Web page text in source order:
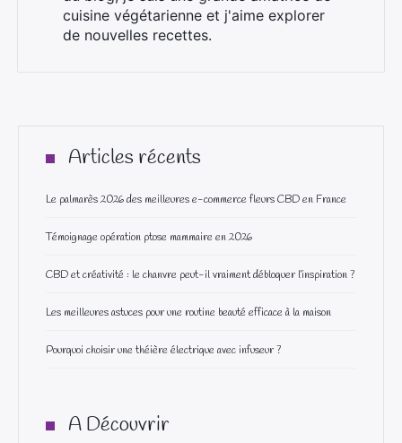
cuisine végétarienne et j'aime explorer
de nouvelles recettes.
Articles récents
Le palmarès 2026 des meilleures e-commerce fleurs CBD en France
Témoignage opération ptose mammaire en 2026
CBD et créativité : le chanvre peut-il vraiment débloquer l’inspiration ?
Les meilleures astuces pour une routine beauté efficace à la maison
Pourquoi choisir une théière électrique avec infuseur ?
A Découvrir